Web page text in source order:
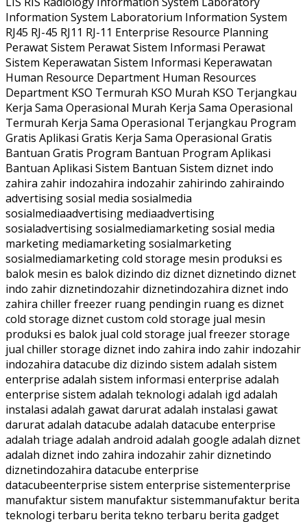
Information System Laboratorium Information System
RJ45 RJ-45 RJ11 RJ-11 Enterprise Resource Planning
Perawat Sistem Perawat Sistem Informasi Perawat
Sistem Keperawatan Sistem Informasi Keperawatan
Human Resource Department Human Resources
Department KSO Termurah KSO Murah KSO Terjangkau
Kerja Sama Operasional Murah Kerja Sama Operasional
Termurah Kerja Sama Operasional Terjangkau Program
Gratis Aplikasi Gratis Kerja Sama Operasional Gratis
Bantuan Gratis Program Bantuan Program Aplikasi
Bantuan Aplikasi Sistem Bantuan Sistem diznet indo
zahira zahir indozahira indozahir zahirindo zahiraindo
advertising sosial media sosialmedia
sosialmediaadvertising mediaadvertising
sosialadvertising sosialmediamarketing sosial media
marketing mediamarketing sosialmarketing
sosialmediamarketing cold storage mesin produksi es
balok mesin es balok dizindo diz diznet diznetindo diznet
indo zahir diznetindozahir diznetindozahira diznet indo
zahira chiller freezer ruang pendingin ruang es diznet
cold storage diznet custom cold storage jual mesin
produksi es balok jual cold storage jual freezer storage
jual chiller storage diznet indo zahira indo zahir indozahir
indozahira datacube diz dizindo sistem adalah sistem
enterprise adalah sistem informasi enterprise adalah
enterprise sistem adalah teknologi adalah igd adalah
instalasi adalah gawat darurat adalah instalasi gawat
darurat adalah datacube adalah datacube enterprise
adalah triage adalah android adalah google adalah diznet
adalah diznet indo zahira indozahir zahir diznetindo
diznetindozahira datacube enterprise
datacubeenterprise sistem enterprise sistementerprise
manufaktur sistem manufaktur sistemmanufaktur berita
teknologi terbaru berita tekno terbaru berita gadget